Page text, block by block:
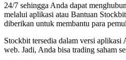
24/7 sehingga Anda dapat
melalui aplikasi atau Bantuan
diberikan untuk membantu para
Stockbit tersedia dalam versi
web. Jadi, Anda bisa trading saham